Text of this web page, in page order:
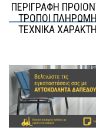
ΠΕΡΙΓΡΑΦΗ
ΤΡΟΠΟΙ
ΤΕΧΝΙΚΑ